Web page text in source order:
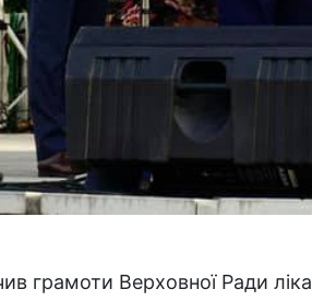
грамоти Верховної Ради